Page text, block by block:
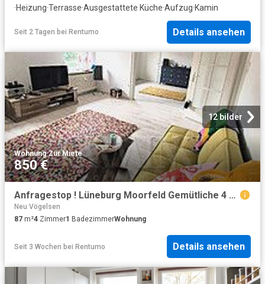
·Heizung·Terrasse·Ausgestattete Küche·Aufzug·Kamin
Seit 2 Tagen bei Rentumo Details ansehen
12 bilder
Wohnung·Zur Miete
850 €
Anfragestop ! Lüneburg Moorfeld Gemütliche 4 Zi. Wohnung in ruhiger Lage
Neu Vögelsen
87 m²4 Zimmer1 BadezimmerWohnung
Seit 3 Wochen bei Rentumo Details ansehen